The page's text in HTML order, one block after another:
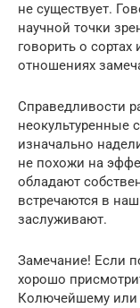
не существует.
научной точки
говорить о сортах
отношениях
Справедливости
неокультуренные
изначально
не похожи на
обладают
встречаются в
заслуживают.
Замечание! Если
хорошо
Колючейшему или